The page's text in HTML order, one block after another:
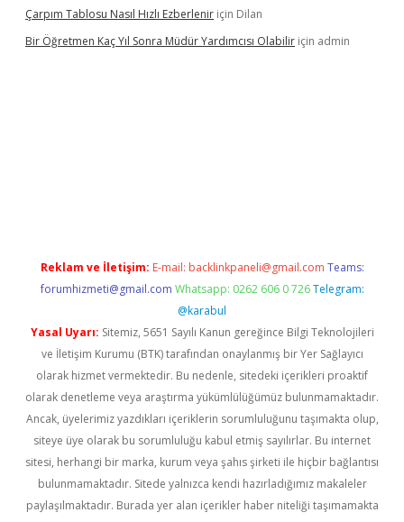
Çarpım Tablosu Nasıl Hızlı Ezberlenir için Dilan
Bir Öğretmen Kaç Yıl Sonra Müdür Yardımcısı Olabilir için admin
Reklam ve İletişim: E-mail: backlinkpaneli@gmail.com Teams:
forumhizmeti@gmail.com Whatsapp: 0262 606 0 726 Telegram:
@karabul
Yasal Uyarı: Sitemiz, 5651 Sayılı Kanun gereğince Bilgi Teknolojileri
ve İletişim Kurumu (BTK) tarafından onaylanmış bir Yer Sağlayıcı
olarak hizmet vermektedir. Bu nedenle, sitedeki içerikleri proaktif
olarak denetleme veya araştırma yükümlülüğümüz bulunmamaktadır.
Ancak, üyelerimiz yazdıkları içeriklerin sorumluluğunu taşımakta olup,
siteye üye olarak bu sorumluluğu kabul etmiş sayılırlar. Bu internet
sitesi, herhangi bir marka, kurum veya şahıs şirketi ile hiçbir bağlantısı
bulunmamaktadır. Sitede yalnızca kendi hazırladığımız makaleler
paylaşılmaktadır. Burada yer alan içerikler haber niteliği taşımamakta